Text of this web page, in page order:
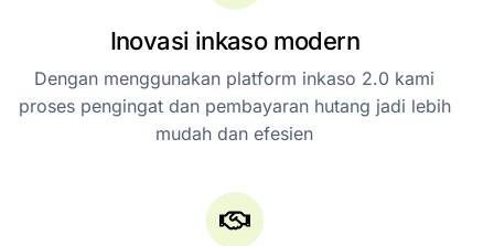
Inovasi inkaso modern
Dengan menggunakan platform inkaso 2.0 kami
proses pengingat dan pembayaran hutang jadi lebih
mudah dan efesien